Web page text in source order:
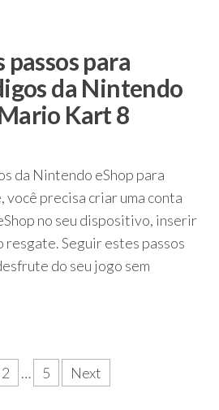
passos para
da Nintendo
Kart 8
da Nintendo eShop para
precisa criar uma conta
no seu dispositivo, inserir
resgate. Seguir estes passos
do seu jogo sem
2 … 5 Next